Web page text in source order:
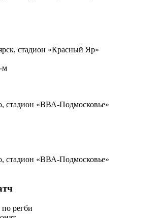
стадион «Красный Яр»
м
стадион «ВВА-Подмосковье»
стадион «ВВА-Подмосковье»
регби